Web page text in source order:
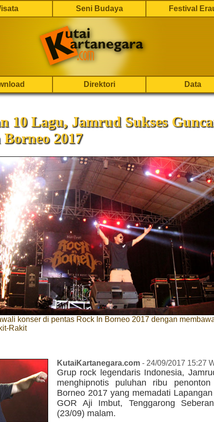
Seni Budaya Festival
Direktori Data
10 Lagu, Jamrud Sukses
2017
konser di pentas Rock In Borneo 2017 dengan
Rakit
KutaiKartanegara.com - 24/09/2017 15:27
Grup rock legendaris Indonesia,
menghipnotis puluhan ribu
Borneo 2017 yang memadati
GOR Aji Imbut, Tenggarong
(23/09) malam.